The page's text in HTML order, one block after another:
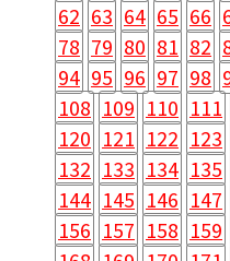
62 63 64 65 66
78 79 80 81 82
94 95 96 97 98
108 109 110 111
120 121 122 123
132 133 134 135
144 145 146 147
156 157 158 159